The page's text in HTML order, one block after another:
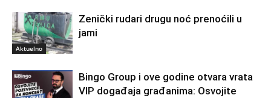
Aktuelno
Zenički rudari drugu noć prenoćili u
jami
Bingo Group i ove godine otvara vrata
VIP događaja građanima: Osvojite